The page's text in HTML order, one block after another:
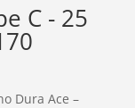
C - 25
Dura Ace –